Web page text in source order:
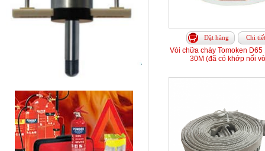
Đặt hàng Chi tiết
Vòi chữa cháy Tomoken D65
30M (đã có khớp nối